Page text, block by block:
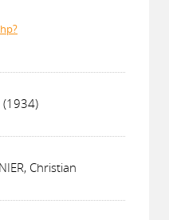
(1934)
Christian